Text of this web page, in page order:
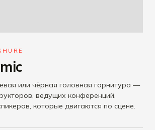
или чёрная головная гарнитура —
ведущих конференций,
которые двигаются по сцене.